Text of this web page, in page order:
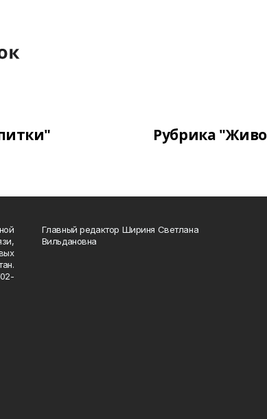
Рубрика
Главный редактор Шириня Светлана
Вильдановна